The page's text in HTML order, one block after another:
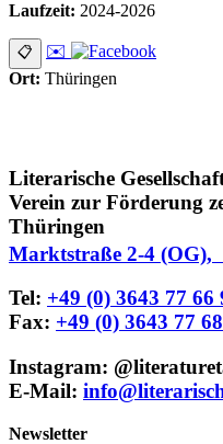
Laufzeit: 2024-2026
📋
✉️
Ort: Thüringen
Literarische
Verein zur Förderung
Thüringen
Marktstraße 2-4
Tel: +49 (0) 3643 77 66
Fax: +49 (0) 3643 77
Instagram:
E-Mail:
Newsletter